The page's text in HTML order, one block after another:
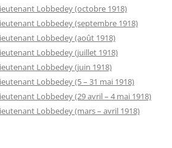
Lobbedey (octobre 1918)
Lobbedey (septembre 1918)
Lobbedey (août 1918)
Lobbedey (juillet 1918)
Lobbedey (juin 1918)
Lobbedey (5 – 31 mai 1918)
Lobbedey (29 avril – 4 mai 1918)
Lobbedey (mars – avril 1918)